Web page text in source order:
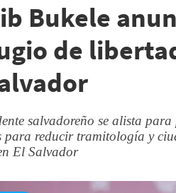
Bukele
de
salvadoreño se alista
para reducir tramitología y
El Salvador